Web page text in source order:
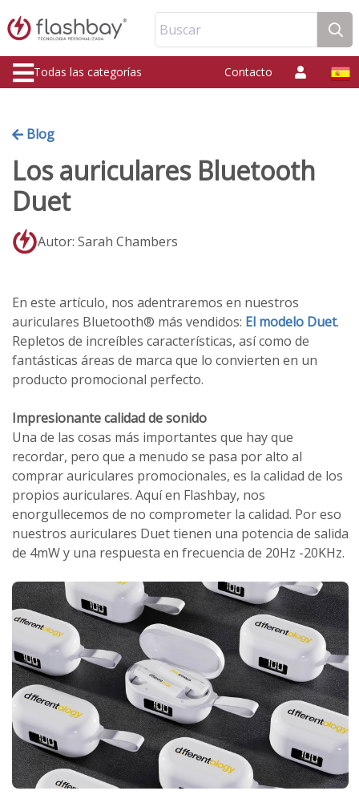
Buscar
Todas las categorías Contacto
Blog
Los auriculares Bluetooth
Duet
Autor: Sarah Chambers
En este artículo, nos adentraremos en nuestros
auriculares Bluetooth® más vendidos: El modelo Duet.
Repletos de increíbles características, así como de
fantásticas áreas de marca que lo convierten en un
producto promocional perfecto.
Impresionante calidad de sonido
Una de las cosas más importantes que hay que
recordar, pero que a menudo se pasa por alto al
comprar auriculares promocionales, es la calidad de los
propios auriculares. Aquí en Flashbay, nos
enorgullecemos de no comprometer la calidad. Por eso
nuestros auriculares Duet tienen una potencia de salida
de 4mW y una respuesta en frecuencia de 20Hz -20KHz.